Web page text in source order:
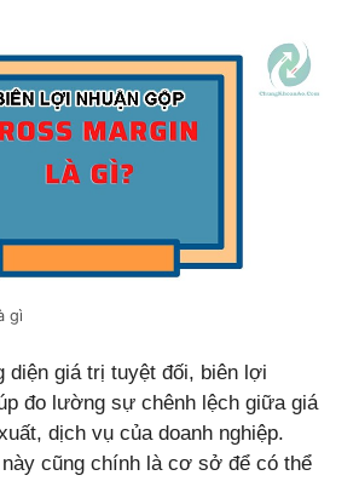
gì
diện giá trị tuyệt đối, biên lợi
đo lường sự chênh lệch giữa giá
dịch vụ của doanh nghiệp.
cũng chính là cơ sở để có thể